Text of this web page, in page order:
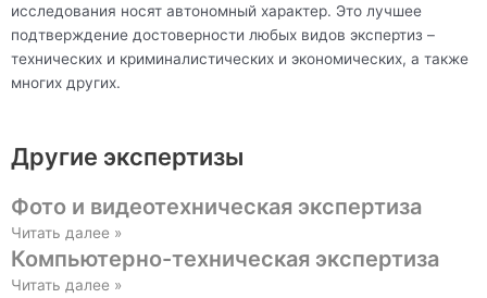
исследования носят автономный характер. Это лучшее
подтверждение достоверности любых видов экспертиз –
технических и криминалистических и экономических, а также
многих других.
Другие экспертизы
Фото и видеотехническая экспертиза
Читать далее »
Компьютерно-техническая экспертиза
Читать далее »